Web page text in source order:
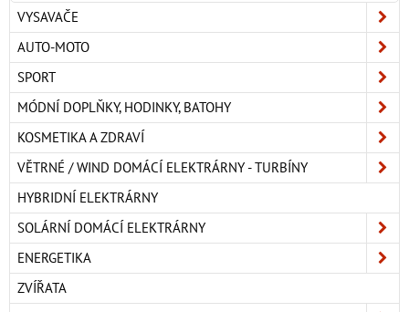
VYSAVAČE
AUTO-MOTO
SPORT
MÓDNÍ DOPLŇKY, HODINKY, BATOHY
KOSMETIKA A ZDRAVÍ
VĚTRNÉ / WIND DOMÁCÍ ELEKTRÁRNY - TURBÍNY
HYBRIDNÍ ELEKTRÁRNY
SOLÁRNÍ DOMÁCÍ ELEKTRÁRNY
ENERGETIKA
ZVÍŘATA